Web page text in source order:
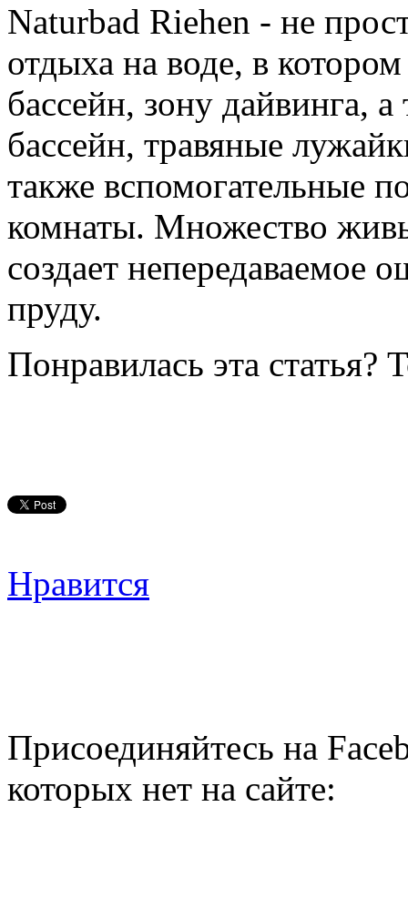
Naturbad Riehen - не
отдыха на воде, в
бассейн, зону дайвинга,
бассейн, травяные
также вспомогательные
комнаты. Множество
создает непередаваемое
пруду.
Понравилась эта статья?
Нравится
Присоединяйтесь на
которых нет на сайте: